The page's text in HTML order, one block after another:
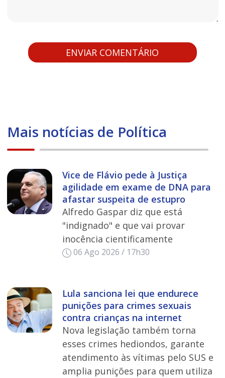
Mais notícias de Política
Vice de Flávio pede à Justiça
agilidade em exame de DNA para
afastar suspeita de estupro
Alfredo Gaspar diz que está
"indignado" e que vai provar
inocência cientificamente
06 Ago 2026 / 17h30
Lula sanciona lei que endurece
punições para crimes sexuais
contra crianças na internet
Nova legislação também torna
esses crimes hediondos, garante
atendimento às vítimas pelo SUS e
amplia punições para quem utiliza